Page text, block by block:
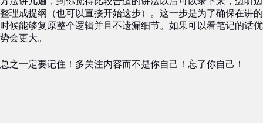
整理成提纲（也可以直接开始这步）。这一步是为了确保在讲的
时候能够复原整个逻辑并且不遗漏细节。如果可以看笔记的话优
势会更大。
总之一定要记住！多关注内容而不是你自己！忘了你自己！